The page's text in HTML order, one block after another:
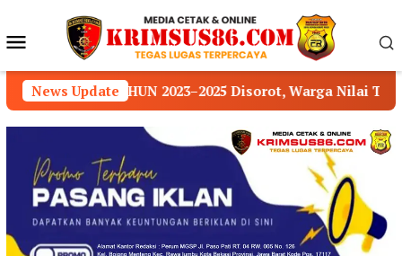
konten Menu
Mobile
News Update
Disorot, Warga Nilai Transparansi Pengelolaan